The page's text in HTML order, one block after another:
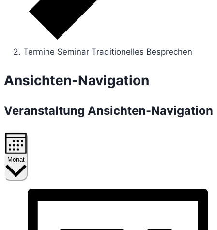
Termine Seminar Traditionelles Besprechen
Veranstaltungen
Ansichten-Navigation
Veranstaltung Ansichten-Navigation
Monat